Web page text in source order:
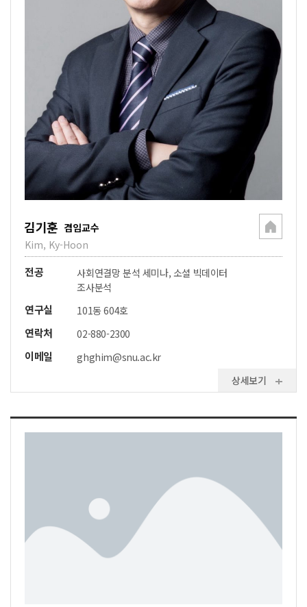
김기훈 겸임교수
Kim, Ky-Hoon
전공
사회연결망 분석 세미나, 소셜 빅데이터
조사분석
연구실 101동 604호
연락처 02-880-2300
이메일
ghghim@snu.ac.kr
상세보기